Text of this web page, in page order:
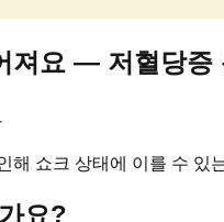
져요 — 저혈당증
해 쇼크 상태에 이를 수
요?